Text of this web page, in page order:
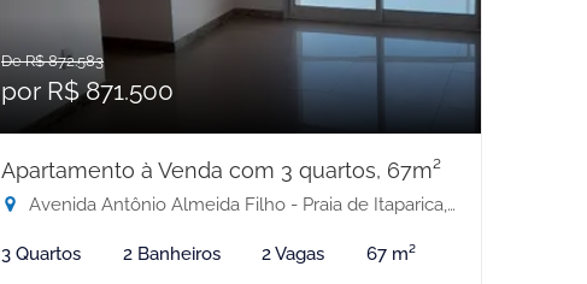
De R$ 872.583
por R$ 871.500
Apartamento à Venda com 3 quartos, 67m²
Avenida Antônio Almeida Filho - Praia de Itaparica, Vila Velha-ES
3 Quartos 2 Banheiros 2 Vagas 67 m²